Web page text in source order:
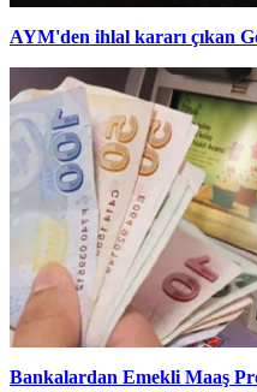
AYM'den ihlal kararı çıkan
Bankalardan Emekli Maaş